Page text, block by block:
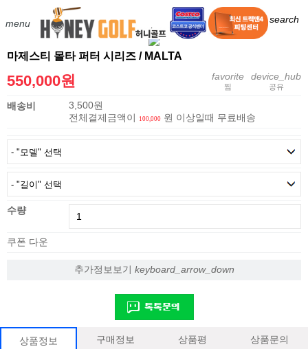
menu search
골프클럽 골프용품 그립/피팅 오프라인매장
마제스티 몰타 퍼터 시리즈 / MALTA
550,000원 favorite
찜
device_hub
공유
배송비
3,500원
전체결제금액이
100,000 원 이상일때 무료배송
수량
쿠폰 다운
추가정보보기 keyboard_arrow_down
상품정보 구매정보 상품평 상품문의